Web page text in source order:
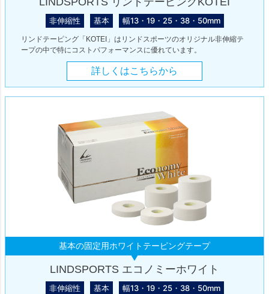
非伸縮性 基本 幅13・19・25・38・50mm
リンドテーピング「KOTEI」はリンドスポーツのオリジナル非伸縮テ
ープの中で特にコストパフォーマンスに優れています。
詳しくはこちらから
基本の固定用ホワイトテーピングテープ
LINDSPORTS エコノミーホワイト
非伸縮性 基本 幅13・19・25・38・50mm